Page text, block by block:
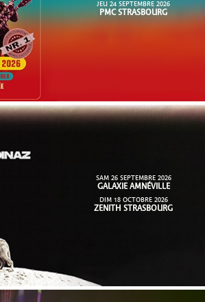
JEU 24 SEPTEMBRE 2026
PMC STRASBOURG
SAM 26 SEPTEMBRE 2026
GALAXIE AMNÉVILLE
DIM 18 OCTOBRE 2026
ZENITH STRASBOURG